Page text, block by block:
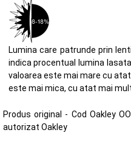
Lumina care patrunde prin
indica procentual lumina
valoarea este mai mare cu
este mai mica, cu atat mai
Produs original - Cod Oakley
autorizat Oakley